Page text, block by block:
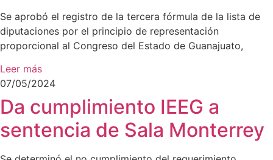
Se aprobó el registro de la tercera fórmula de la lista de
diputaciones por el principio de representación
proporcional al Congreso del Estado de Guanajuato,
Leer más
07/05/2024
Da cumplimiento IEEG a
sentencia de Sala Monterrey